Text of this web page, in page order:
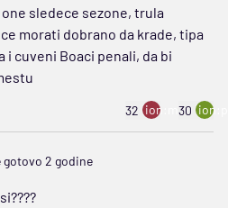
sledece sezone, trula
morati dobrano da krade, tipa
i cuveni Boaci penali, da bi
32 ion:minus
30
gotovo 2 godine